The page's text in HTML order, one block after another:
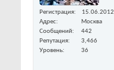
Регистрация
15.06.2012
Адрес
Москва
Сообщений
442
Репутация
3,466
Уровень
36